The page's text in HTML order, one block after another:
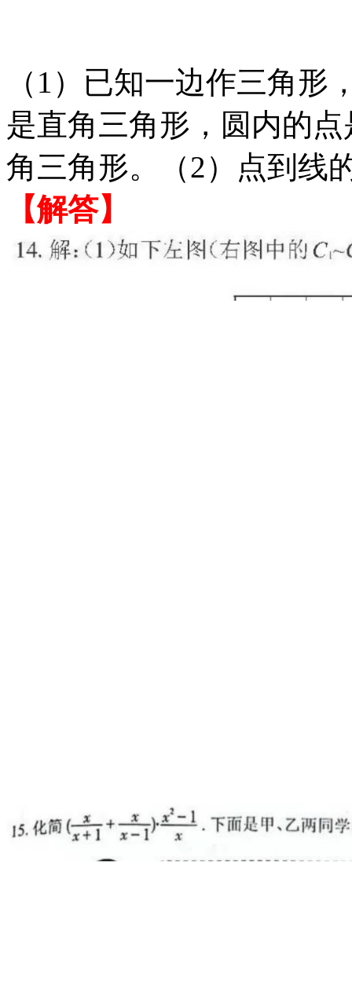
（ 1）已知一边作三角形
是直角三角形，圆内的
角三角形。（2）点到线
【解答】